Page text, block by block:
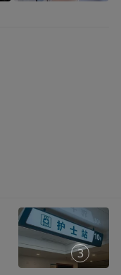
1